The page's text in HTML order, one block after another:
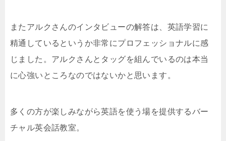
またアルクさんのインタビューの解答は、英語学習に
精通しているというか非常にプロフェッショナルに感
じました。アルクさんとタッグを組んでいるのは本当
に心強いところなのではないかと思います。
多くの方が楽しみながら英語を使う場を提供するバー
チャル英会話教室。